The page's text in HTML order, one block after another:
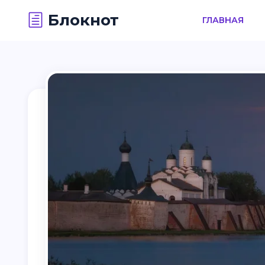
Блокнот ГЛАВНАЯ